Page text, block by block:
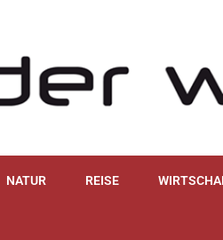
NATUR REISE